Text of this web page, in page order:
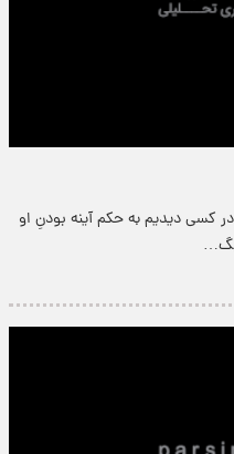
کسی دیدیم به حکم آینه بودنِ او
بگ…